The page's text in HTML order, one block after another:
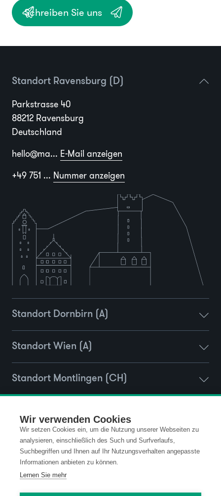
Wir verwenden Cookies
Wir setzen Cookies ein, um die Nutzung unserer Webseiten zu
analysieren, einschließlich des Such und Surfverlaufs,
Suchbegriffen und Ihnen auf Ihr Nutzungsverhalten angepasste
Informationen anbieten zu können.
Lernen Sie mehr
Schreiben Sie uns
Standort Ravensburg (D)
Parkstrasse 40
88212 Ravensburg
Deutschland
hello@ma... E-Mail anzeigen
+49 751 ... Nummer anzeigen
Standort Dornbirn (A)
Standort Wien (A)
Standort Montlingen (CH)
Kontakt Datenschutz